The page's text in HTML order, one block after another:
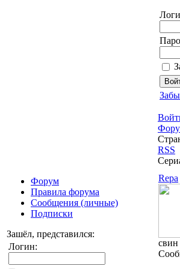
Форум
Правила форума
Сообщения (личные)
Подписки
Зашёл, представился:
Логин:
RSS
Repa
свин